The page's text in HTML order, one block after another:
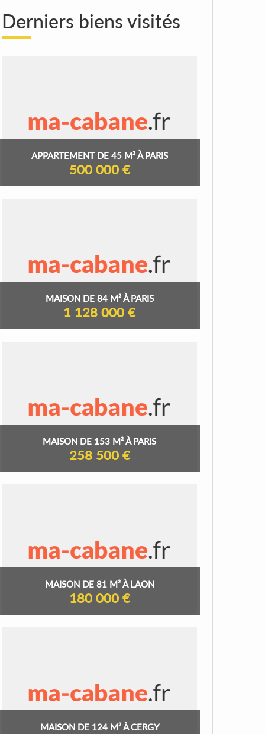
Derniers biens visités
APPARTEMENT DE 45 M² À PARIS
500 000 €
MAISON DE 84 M² À PARIS
1 128 000 €
MAISON DE 153 M² À PARIS
258 500 €
MAISON DE 81 M² À LAON
180 000 €
MAISON DE 124 M² À CERGY